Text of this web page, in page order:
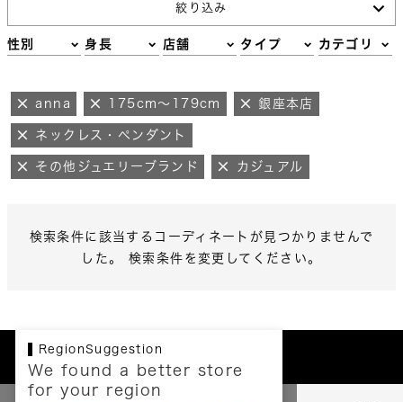
絞り込み
性別 身長 店舗 タイプ カテゴリ
anna 175cm～179cm 銀座本店
ネックレス・ペンダント
その他ジュエリーブランド カジュアル
検索条件に該当するコーディネートが見つかりませんで
した。 検索条件を変更してください。
RegionSuggestion
We found a better store
for your region